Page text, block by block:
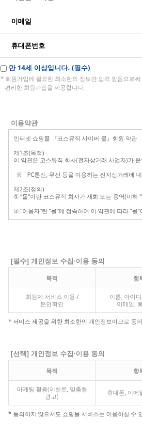
이메일
휴대폰번호
만 14세 이상입니다. (필수)
* 회원가입에 필요한 최소한의 정보만 입력 받음으로
편리한 회원가입을 제공합니다.
이용약관
[필수] 개인정보 수집·이용 동의
목적 항
회원제 서비스 이용 /
본인확인
이름, 아이
이메일,
* 서비스 제공을 위한 최소한의 개인정보이므로 동
[선택] 개인정보 수집·이용 동의
목적 항
마케팅 활용(이벤트, 맞춤형
광고)
휴대폰, 이메
* 동의하지 않으셔도 쇼핑몰 서비스는 이용하실 수